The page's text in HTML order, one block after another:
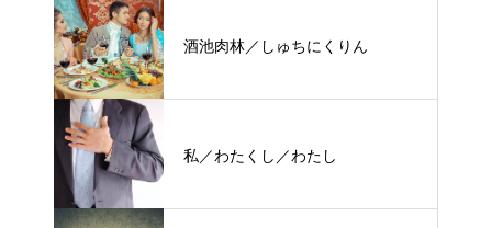
酒池肉林／しゅちにくりん
私／わたくし／わたし